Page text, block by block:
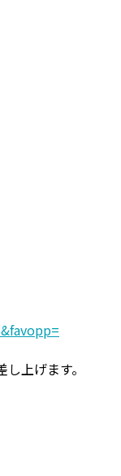
上げます。